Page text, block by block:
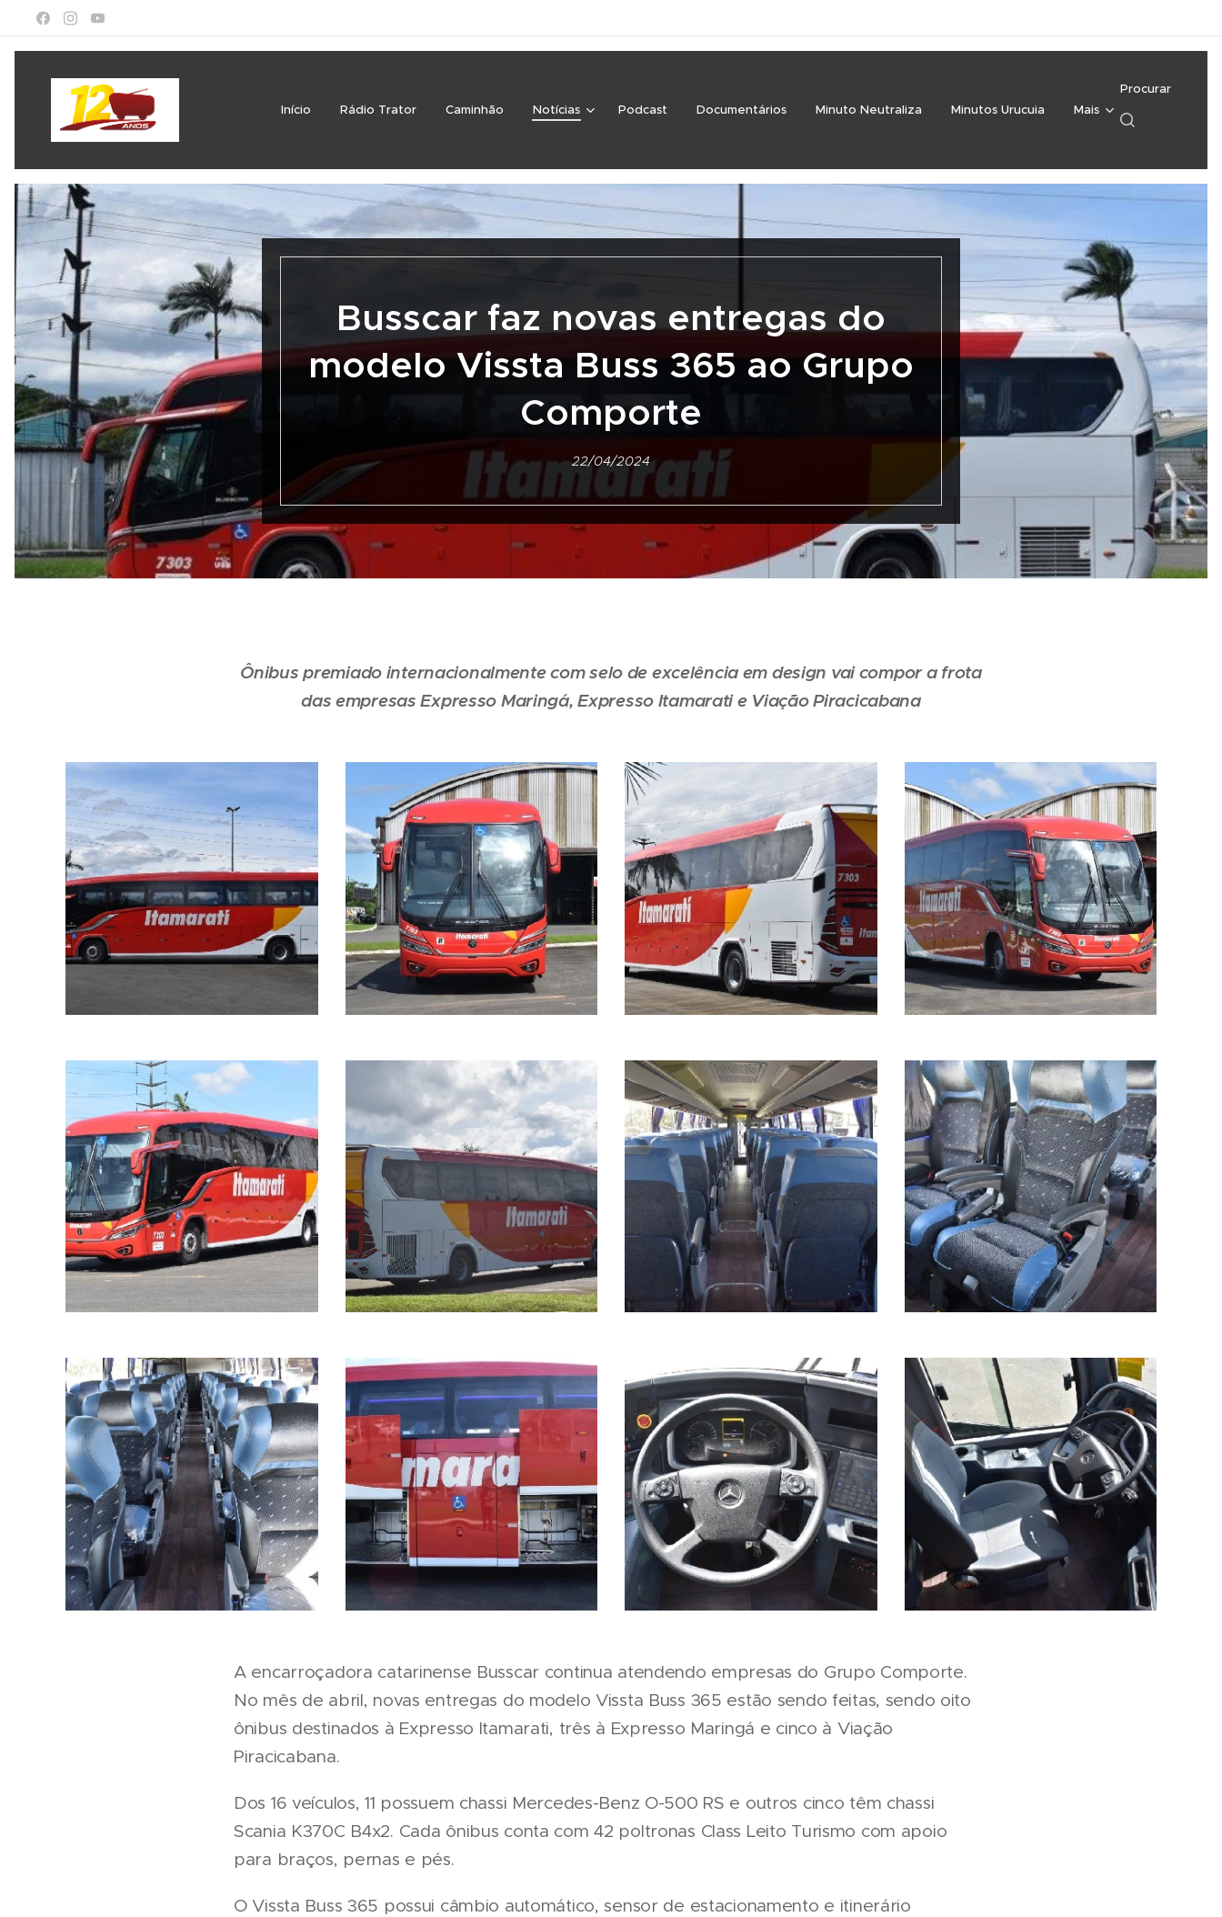
Início Rádio Trator Caminhão Notícias Podcast Documentários Minuto Neutraliza Minutos Urucuia Mais
Procurar
Busscar faz novas entregas do
modelo Vissta Buss 365 ao Grupo
Comporte
22/04/2024
Ônibus premiado internacionalmente com selo de excelência em design vai compor a frota
das empresas Expresso Maringá, Expresso Itamarati e Viação Piracicabana
A encarroçadora catarinense Busscar continua atendendo empresas do Grupo Comporte.
No mês de abril, novas entregas do modelo Vissta Buss 365 estão sendo feitas, sendo oito
ônibus destinados à Expresso Itamarati, três à Expresso Maringá e cinco à Viação
Piracicabana.
Dos 16 veículos, 11 possuem chassi Mercedes-Benz O-500 RS e outros cinco têm chassi
Scania K370C B4x2. Cada ônibus conta com 42 poltronas Class Leito Turismo com apoio
para braços, pernas e pés.
O Vissta Buss 365 possui câmbio automático, sensor de estacionamento e itinerário